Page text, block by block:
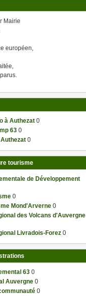
Mairie
européen,
à Authezat 0
63 0
0
tourisme
de Développement
0
Mond'Arverne 0
des Volcans d'Auvergne
Livradois-Forez 0
63 0
Auvergne 0
0